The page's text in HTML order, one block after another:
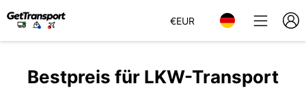
€EUR
Bestpreis für LKW-Transport